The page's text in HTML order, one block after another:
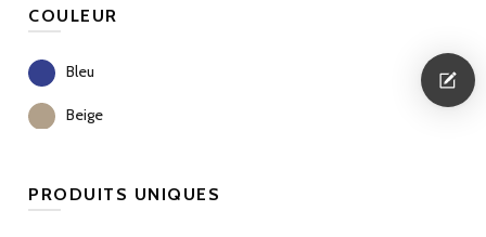
COULEUR
Bleu
Beige
PRODUITS UNIQUES